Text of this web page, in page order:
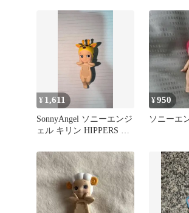
¥ 1,611
SonnyAngel ソニーエンジ
ェル キリン HIPPERS ヒ
¥950
ソニーエ